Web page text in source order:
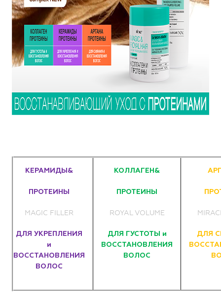
КЕРАМИДЫ&
ПРОТЕИНЫ
MAGIC FILLER
ДЛЯ УКРЕПЛЕНИЯ
и
ВОССТАНОВЛЕНИЯ
ВОЛОС
КОЛЛАГЕН&
ПРОТЕИНЫ
ROYAL VOLUME
ДЛЯ ГУСТОТЫ и
ВОССТАНОВЛЕНИЯ
ВОЛОС
ДЛЯ